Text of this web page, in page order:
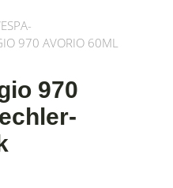
970 AVORIO 60ML
970